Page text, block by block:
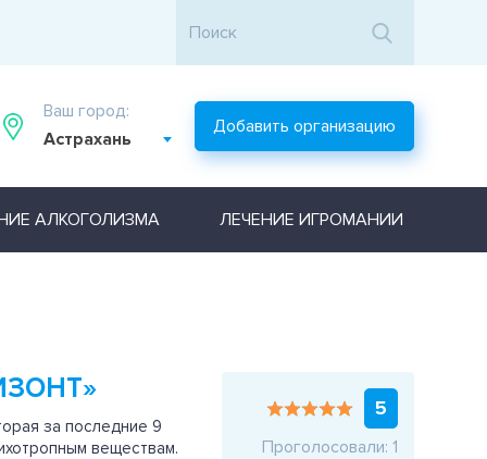
Ваш город:
Астрахань
Добавить организацию
АЛКОГОЛИЗМА ЛЕЧЕНИЕ ИГРОМАНИИ
за последние 9
веществам.
5
Проголосовали: 1